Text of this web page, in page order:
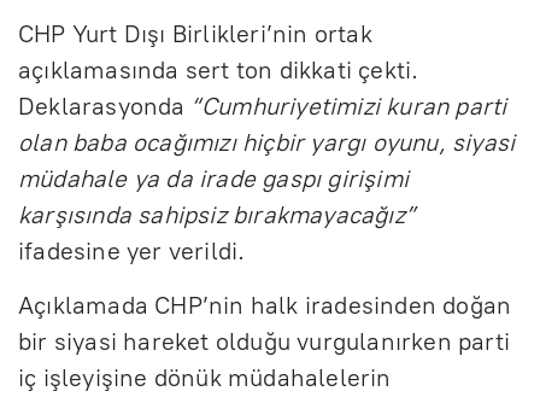
CHP Yurt Dışı Birlikleri’nin ortak
açıklamasında sert ton dikkati çekti.
Deklarasyonda “Cumhuriyetimizi kuran parti
olan baba ocağımızı hiçbir yargı oyunu, siyasi
müdahale ya da irade gaspı girişimi
karşısında sahipsiz bırakmayacağız”
ifadesine yer verildi.
Açıklamada CHP’nin halk iradesinden doğan
bir siyasi hareket olduğu vurgulanırken parti
iç işleyişine dönük müdahalelerin